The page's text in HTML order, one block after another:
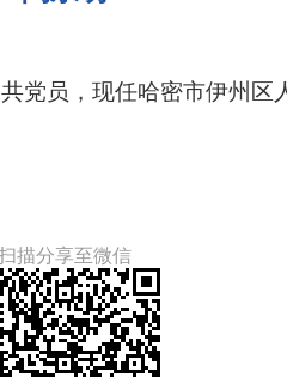
党员，现任哈密市伊州区
描分享至微信